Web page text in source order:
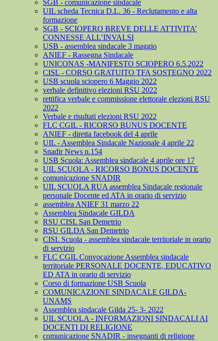
SGB - comunicazione sindacale
UIL scheda Tecnica D.L. 36 - Reclutamento e alta
formazione
SGB - SCIOPERO BREVE DELLE ATTIVITA’
CONNESSE ALL’INVALSI
USB - assemblea sindacale 3 maggio
ANIEF - Rassegna Sindacale
UNICONAS -MANIFESTO SCIOPERO 6.5.2022
CISL - CORSO GRATUITO TFA SOSTEGNO 2022
USB scuola sciopero 6 Maggio 2022
verbale definitivo elezioni RSU 2022
rettifica verbale e commissione elettorale elezioni RSU
2022
Verbale e risultati elezioni RSU 2022
FLC CGIL - RICORSO BUNUS DOCENTE
ANIEF - diretta facebook del 4 aprile
UIL - Assemblea Sindacale Nazionale 4 aprile 22
Snadir News n.154
USB Scuola: Assemblea sindacale 4 aprile ore 17
UIL SCUOLA - RICORSO BONUS DOCENTE
comunicazione SNADIR
UIL SCUOLA RUA assemblea Sindacale regionale
personale Docente ed ATA in orario di servizio
assemblea ANIEF 31 marzo 22
Assemblea Sindacale GILDA
RSU CISL San Demetrio
RSU GILDA San Demetrio
CISL Scuola - assemblea sindacale territoriale in orario
di servizio
FLC CGIL Convocazione Assemblea sindacale
territoriale PERSONALE DOCENTE, EDUCATIVO
ED ATA in orario di servizio
Corso di formazione USB Scuola
COMUNICAZIONE SINDACALE GILDA-
UNAMS
Assemblea sindacale Gilda 25- 3- 2022
UIL SCUOLA - INFORMAZIONI SINDACALI AI
DOCENTI DI RELIGIONE
comunicazione SNADIR - insegnanti di religione